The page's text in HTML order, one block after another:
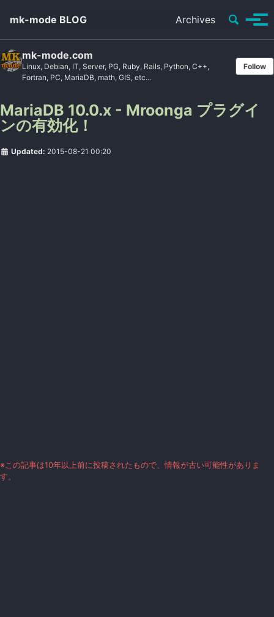
mk-mode BLOG Archives Toggle
mk-mode.com
Linux, Debian, IT, Server, PG, Ruby, Rails, Python, C++,
Fortran, PC, MariaDB, math, GIS, etc...
Follow
MariaDB 10.0.x - Mroonga プラグイ
ンの有効化！
Updated: 2015-08-21 00:20
※この記事は10年以上前に投稿されたもので、情報が古い可能性がありま
す。